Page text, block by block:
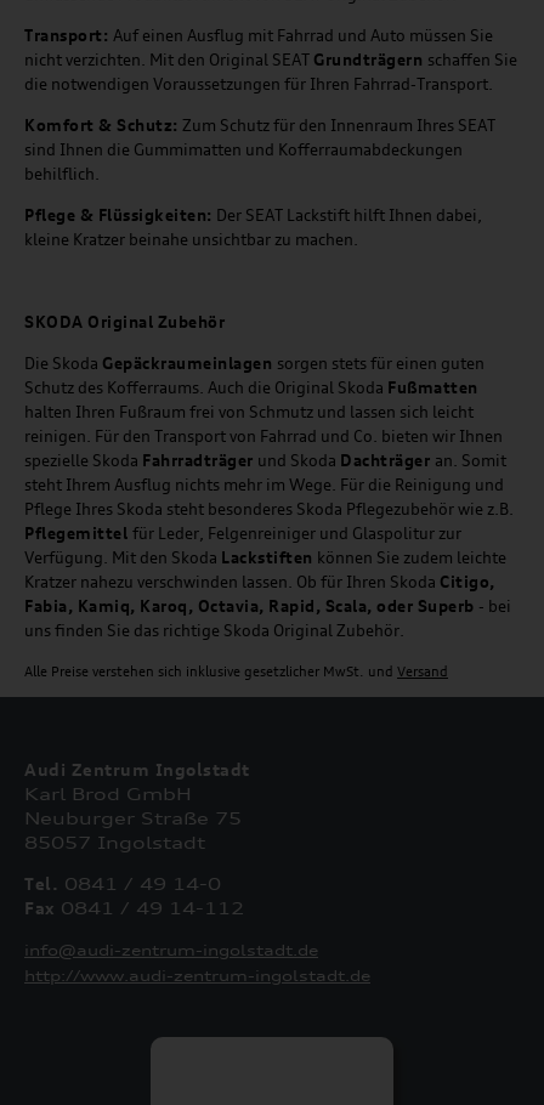
Transport: Auf einen Ausflug mit Fahrrad und Auto müssen Sie
nicht verzichten. Mit den Original SEAT Grundträgern schaffen Sie
die notwendigen Voraussetzungen für Ihren Fahrrad-Transport.
Komfort & Schutz: Zum Schutz für den Innenraum Ihres SEAT
sind Ihnen die Gummimatten und Kofferraumabdeckungen
behilflich.
Pflege & Flüssigkeiten: Der SEAT Lackstift hilft Ihnen dabei,
kleine Kratzer beinahe unsichtbar zu machen.
SKODA Original Zubehör
Die Skoda Gepäckraumeinlagen sorgen stets für einen guten
Schutz des Kofferraums. Auch die Original Skoda Fußmatten
halten Ihren Fußraum frei von Schmutz und lassen sich leicht
reinigen. Für den Transport von Fahrrad und Co. bieten wir Ihnen
spezielle Skoda Fahrradträger und Skoda Dachträger an. Somit
steht Ihrem Ausflug nichts mehr im Wege. Für die Reinigung und
Pflege Ihres Skoda steht besonderes Skoda Pflegezubehör wie z.B.
Pflegemittel für Leder, Felgenreiniger und Glaspolitur zur
Verfügung. Mit den Skoda Lackstiften können Sie zudem leichte
Kratzer nahezu verschwinden lassen. Ob für Ihren Skoda Citigo,
Fabia, Kamiq, Karoq, Octavia, Rapid, Scala, oder Superb - bei
uns finden Sie das richtige Skoda Original Zubehör.
Alle Preise verstehen sich inklusive gesetzlicher MwSt. und Versand
Audi Zentrum Ingolstadt
Karl Brod GmbH
Neuburger Straße 75
85057 Ingolstadt
Tel. 0841 / 49 14-0
Fax 0841 / 49 14-112
info@audi-zentrum-ingolstadt.de
http://www.audi-zentrum-ingolstadt.de